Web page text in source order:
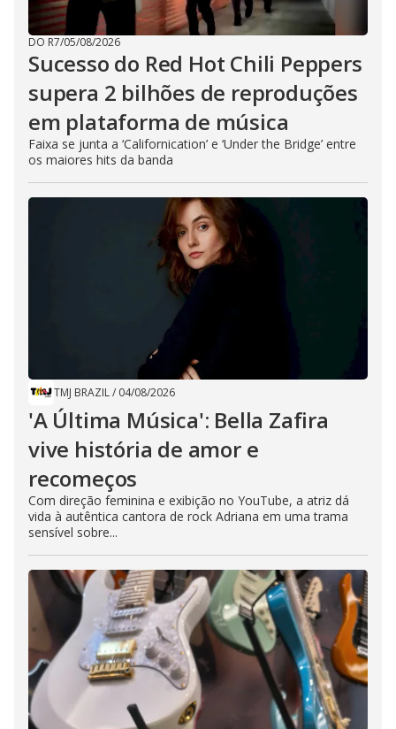
DO R7/05/08/2026
Sucesso do Red Hot Chili Peppers
supera 2 bilhões de reproduções
em plataforma de música
Faixa se junta a ‘Californication’ e ‘Under the Bridge’ entre
os maiores hits da banda
TMJ BRAZIL/ 04/08/2026
'A Última Música': Bella Zafira
vive história de amor e
recomeços
Com direção feminina e exibição no YouTube, a atriz dá
vida à autêntica cantora de rock Adriana em uma trama
sensível sobre...